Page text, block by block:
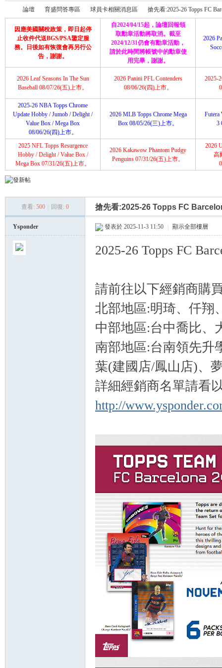
»
論壇
›
育盛問答專區
›
球員卡相關消息區
›
搶先看:2025-26 Topps FC
因應美國關稅政策，即日起停
止收件代送BGS/PSA鑒定服
務。日後如有恢復會再另行公
告，謝謝。
自2024/04/15起，論壇回報領
取勳章活動將取消。截至
2024/12/31仍會有勳章活動，
請於此時間將帳號中的勳章使
用完畢，謝謝。
2026
2026 Leaf Seasons In The Sun
Baseball 08/07/26(五)上市。
2026 Panini PFL Contenders
08/06/26(四)上市。
2025-
2025-26 NBA Topps Chrome
Update Hobby / Jumob / Delight /
Value Box / Mega Box
08/06/26(四)上市。
2026 MLB Topps Chrome Mega
Box 08/05/26(三)上市。
Futera
3
2025 NFL Topps Resurgence
Hobby / Delight / Value Box /
Mega Box 07/31/26(五)上市。
2026 Kakawow Phantom Pudgy
Penguins 07/31/26(五)上市。
2026
高
查看: 500 回復: 0 搶先看:2025-26 Topps FC
Ysponder 發表於 2025-11-3 11:50 顯示全部樓層
2025-26 Topps FC
請前往以下經銷商購
北部地區:明琦、仟翔
中部地區:台中喬比、
南部地區:台南領先升
葉(建國店/鳳山店)、
詳細經銷商名單請看
http://